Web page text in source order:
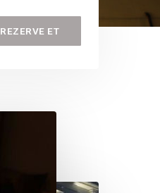
REZERVE ET